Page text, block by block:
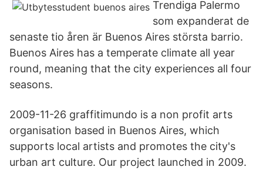
Trendiga Palermo
som expanderat de
senaste tio åren är Buenos Aires största barrio.
Buenos Aires has a temperate climate all year
round, meaning that the city experiences all four
seasons.
2009-11-26 graffitimundo is a non profit arts
organisation based in Buenos Aires, which
supports local artists and promotes the city's
urban art culture. Our project launched in 2009.